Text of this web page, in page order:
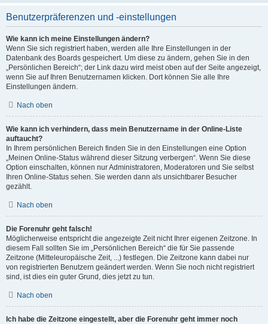
Benutzerpräferenzen und -einstellungen
Wie kann ich meine Einstellungen ändern?
Wenn Sie sich registriert haben, werden alle Ihre Einstellungen in der
Datenbank des Boards gespeichert. Um diese zu ändern, gehen Sie in den
„Persönlichen Bereich“; der Link dazu wird meist oben auf der Seite angezeigt,
wenn Sie auf Ihren Benutzernamen klicken. Dort können Sie alle Ihre
Einstellungen ändern.
Nach oben
Wie kann ich verhindern, dass mein Benutzername in der Online-Liste
auftaucht?
In Ihrem persönlichen Bereich finden Sie in den Einstellungen eine Option
„Meinen Online-Status während dieser Sitzung verbergen“. Wenn Sie diese
Option einschalten, können nur Administratoren, Moderatoren und Sie selbst
Ihren Online-Status sehen. Sie werden dann als unsichtbarer Besucher
gezählt.
Nach oben
Die Forenuhr geht falsch!
Möglicherweise entspricht die angezeigte Zeit nicht Ihrer eigenen Zeitzone. In
diesem Fall sollten Sie im „Persönlichen Bereich“ die für Sie passende
Zeitzone (Mitteleuropäische Zeit, ...) festlegen. Die Zeitzone kann dabei nur
von registrierten Benutzern geändert werden. Wenn Sie noch nicht registriert
sind, ist dies ein guter Grund, dies jetzt zu tun.
Nach oben
Ich habe die Zeitzone eingestellt, aber die Forenuhr geht immer noch